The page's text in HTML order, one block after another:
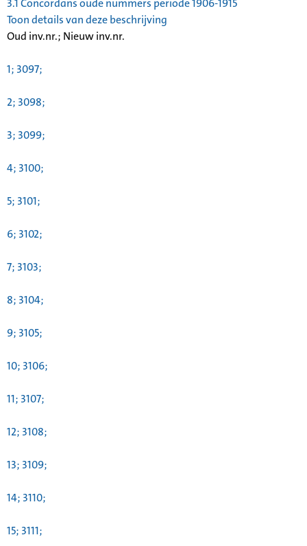
3.1Concordans oude nummers periode 1906-1915
Toon details van deze beschrijving
Oud inv.nr.; Nieuw inv.nr.
1; 3097;
2; 3098;
3; 3099;
4; 3100;
5; 3101;
6; 3102;
7; 3103;
8; 3104;
9; 3105;
10; 3106;
11; 3107;
12; 3108;
13; 3109;
14; 3110;
15; 3111;